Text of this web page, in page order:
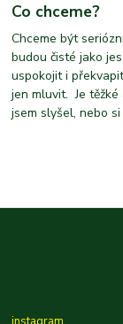
Co chceme?
Chceme být
budou čisté jako
uspokojit i
jen mluvit. Je
jsem slyšel, nebo